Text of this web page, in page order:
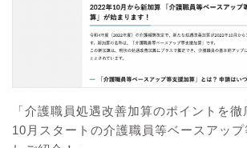
「介護職員処遇改善加算のポイントを
10月スタートの介護職員等ベースアッ